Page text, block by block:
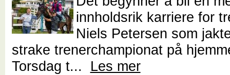
innholdsrik karriere for
Niels Petersen som
strake trenerchampionat på
Torsdag t... Les mer